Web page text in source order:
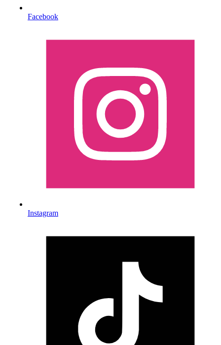
Facebook
Instagram